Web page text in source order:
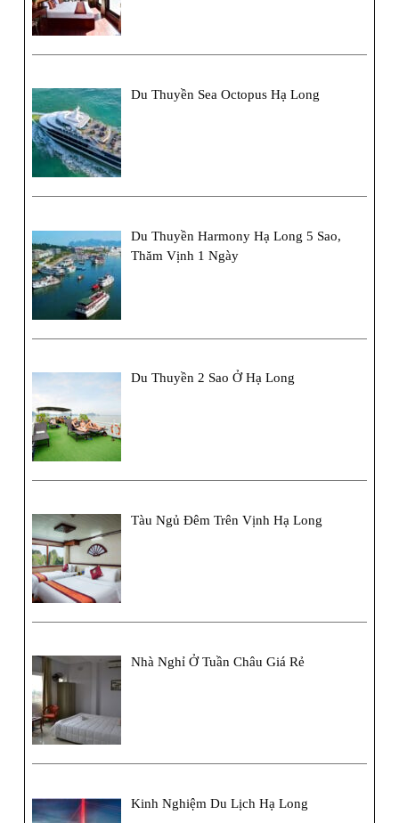
Du Thuyền Sea Octopus Hạ Long
Du Thuyền Harmony Hạ Long 5 Sao,
Thăm Vịnh 1 Ngày
Du Thuyền 2 Sao Ở Hạ Long
Tàu Ngủ Đêm Trên Vịnh Hạ Long
Nhà Nghỉ Ở Tuần Châu Giá Rẻ
Kinh Nghiệm Du Lịch Hạ Long